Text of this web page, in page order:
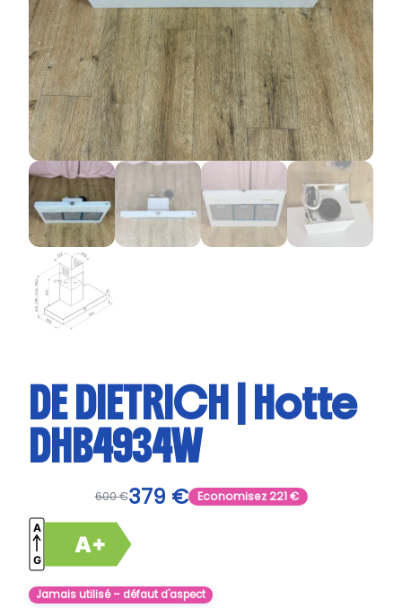
DE DIETRICH | Hotte
DHB4934W
600€379 € Economisez221€
Jamais utilisé – défaut d'aspect